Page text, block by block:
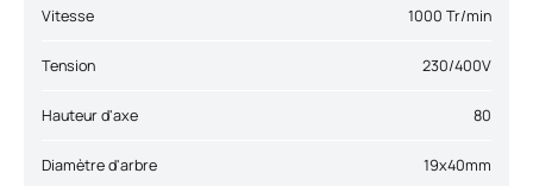
Vitesse 1000 Tr/min
Tension 230/400V
Hauteur d'axe 80
Diamètre d'arbre 19x40mm